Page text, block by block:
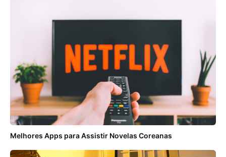
Melhores Apps para Assistir Novelas Coreanas